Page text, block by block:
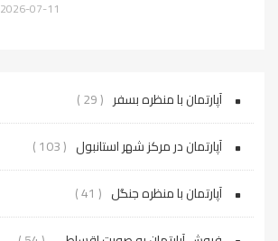
2026-07-11
آپارتمان با منظره بسفر ( 29 )
آپارتمان در مرکز شهر استانبول ( 103 )
آپارتمان با منظره جنگل ( 41 )